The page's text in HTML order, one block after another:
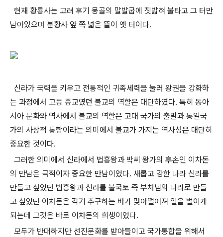
현재 황룡사는 고려 후기 몽골의 말발굽에 짓밟혀 불타고 그 터만
남아있으며 분황사 앞 쪽 넓은 뜰이 옛 터이다.
신라가 국력을 키우고 전통적인 귀족세력을 눌러 왕권을 강화하
는 과정에서 고등 종교였던 불교의 역할은 대단하였다. 특히 동아
시아 문화와 역사에서 불교의 역할은 고대 국가의 출발과 통일국
가의 사상적 통합이라는 의미에서 불교가 가지는 역사성은 대단히
중요한 것이다.
그러한 의미에서 신라에서 법흥왕과 박씨 왕가의 후손인 이차돈
의 만남은 극적이자 중요한 만남이었다. 새롭고 강한 나라 신라를
만들고 싶었던 법흥왕과 신라를 불국토 즉 부처님의 나라로 만들
고 싶었던 이차돈은 각기 추구하는 바가 맞아떨어져 일을 벌이게
되는데 그것은 바로 이차돈의 희생이었다.
모두가 반대하지만 선진문화를 받아들이고 국가통합을 위해서